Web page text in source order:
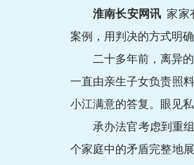
淮南长安网讯 家家
案例，用判决的方式明
二十多年前，离异
一直由亲生子女负责照
小江满意的答复。眼见
承办法官考虑到重
个家庭中的矛盾完整地